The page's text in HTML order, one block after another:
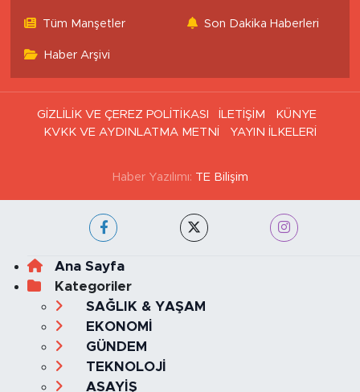
Tüm Manşetler Son Dakika Haberleri
Haber Arşivi
GİZLİLİK VE ÇEREZ POLİTİKASI İLETİŞİM
KÜNYE
KVKK VE AYDINLATMA METNİ
YAYIN İLKELERİ
Haber Yazılımı: TE Bilişim
Ana Sayfa
Kategoriler
SAĞLIK & YAŞAM
EKONOMİ
GÜNDEM
TEKNOLOJİ
ASAYİŞ